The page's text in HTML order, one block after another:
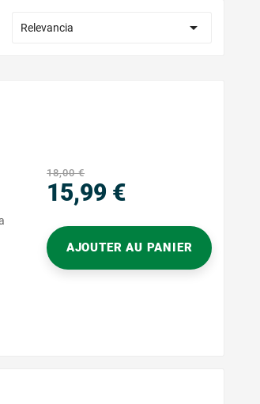
Relevancia 
18,00 €
15,99 €
AJOUTER AU PANIER